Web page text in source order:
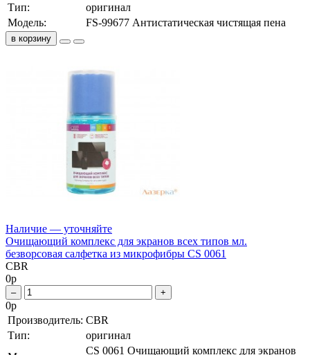
Тип:
оригинал
Модель:
FS-99677 Антистатическая чистящая пена
в корзину
Наличие — уточняйте
Очищающий комплекс для экранов всех типов мл.
безворсовая салфетка из микрофибры CS 0061
CBR
0р
– +
0р
Производитель: CBR
Тип:
оригинал
CS 0061 Очищающий комплекс для экранов